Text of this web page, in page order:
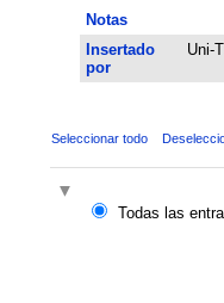
Notas
Insertado
por
Uni-
Seleccionar todo
Todas las